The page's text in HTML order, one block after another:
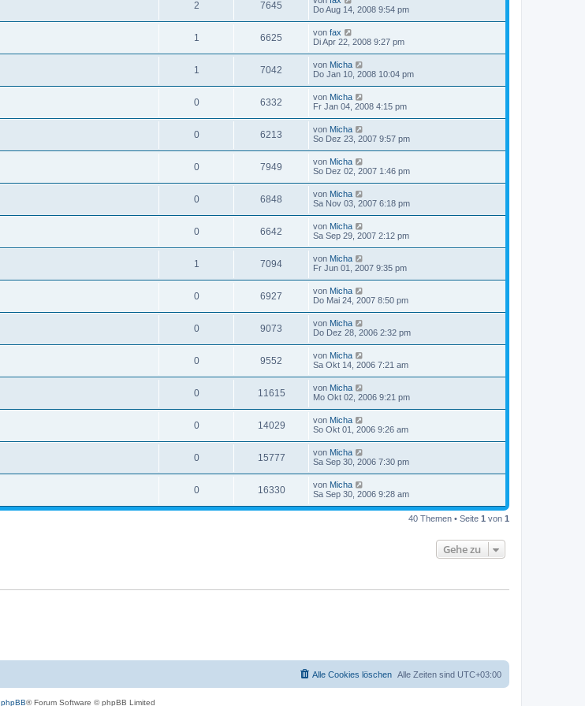
2 7645
Do Aug 14, 2008 9:54 pm
1 6625 von fax
Di Apr 22, 2008 9:27 pm
1 7042 von Micha
Do Jan 10, 2008 10:04 pm
0 6332 von Micha
Fr Jan 04, 2008 4:15 pm
0 6213 von Micha
So Dez 23, 2007 9:57 pm
0 7949 von Micha
So Dez 02, 2007 1:46 pm
0 6848 von Micha
Sa Nov 03, 2007 6:18 pm
0 6642 von Micha
Sa Sep 29, 2007 2:12 pm
1 7094 von Micha
Fr Jun 01, 2007 9:35 pm
0 6927 von Micha
Do Mai 24, 2007 8:50 pm
0 9073 von Micha
Do Dez 28, 2006 2:32 pm
0 9552 von Micha
Sa Okt 14, 2006 7:21 am
0 11615 von Micha
Mo Okt 02, 2006 9:21 pm
0 14029 von Micha
So Okt 01, 2006 9:26 am
0 15777 von Micha
Sa Sep 30, 2006 7:30 pm
0 16330 von Micha
Sa Sep 30, 2006 9:28 am
40 Themen • Seite 1 von 1
Gehe zu
Alle Zeiten sind UTC+03:00
Alle Cookies löschen
phpBB® Forum Software © phpBB Limited